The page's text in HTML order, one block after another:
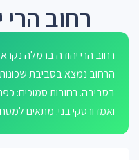
רחוב
רחוב הרי יהודה ברמלה
בסביבה. רחובות סמוכים:
ואמדורסקי בני. מתאים